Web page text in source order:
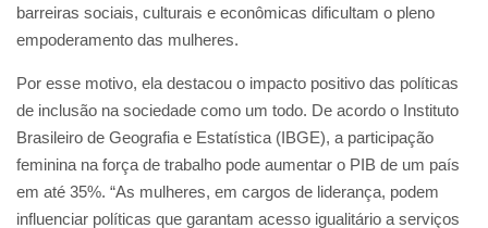
barreiras sociais, culturais e econômicas dificultam o pleno
empoderamento das mulheres.
Por esse motivo, ela destacou o impacto positivo das políticas
de inclusão na sociedade como um todo. De acordo o Instituto
Brasileiro de Geografia e Estatística (IBGE), a participação
feminina na força de trabalho pode aumentar o PIB de um país
em até 35%. “As mulheres, em cargos de liderança, podem
influenciar políticas que garantam acesso igualitário a serviços